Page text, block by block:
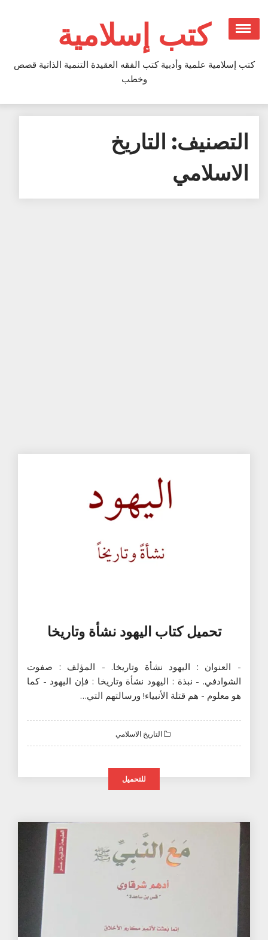
content
كتب إسلامية
كتب إسلامية علمية وأدبية كتب الفقه العقيدة التنمية الذاتية قصص
وخطب
التصنيف: التاريخ
الاسلامي
تحميل كتاب اليهود نشأة وتاريخا
- العنوان : اليهود نشأة وتاريخا. - المؤلف : صفوت
الشوادفي. - نبذة : اليهود نشأة وتاريخا : فإن اليهود - كما
هو معلوم - هم قتلة الأنبياء! ورسالتهم التي…
التاريخ الاسلامي
للتحميل